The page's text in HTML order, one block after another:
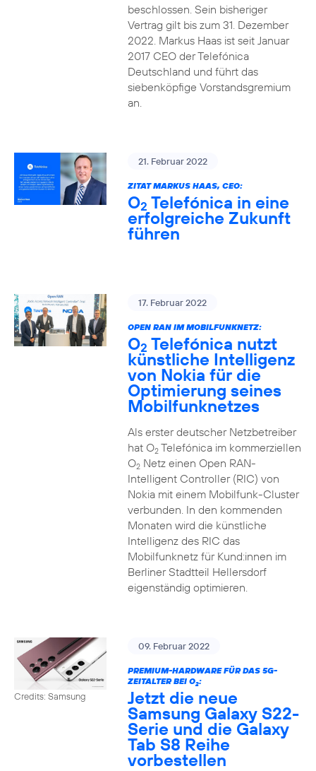
beschlossen. Sein bisheriger
Vertrag gilt bis zum 31. Dezember
2022. Markus Haas ist seit Januar
2017 CEO der Telefónica
Deutschland und führt das
siebenköpfige Vorstandsgremium
an.
21. Februar 2022
ZITAT MARKUS HAAS, CEO:
O2 Telefónica in eine
erfolgreiche Zukunft
führen
17. Februar 2022
OPEN RAN IM MOBILFUNKNETZ:
O2 Telefónica nutzt
künstliche Intelligenz
von Nokia für die
Optimierung seines
Mobilfunknetzes
Als erster deutscher Netzbetreiber
hat O2Telefónica im kommerziellen
O2Netz einen Open RAN-
Intelligent Controller (RIC) von
Nokia mit einem Mobilfunk-Cluster
verbunden. In den kommenden
Monaten wird die künstliche
Intelligenz des RIC das
Mobilfunknetz für Kund:innen im
Berliner Stadtteil Hellersdorf
eigenständig optimieren.
Credits: Samsung
09. Februar 2022
PREMIUM-HARDWARE FÜR DAS 5G-
ZEITALTER BEI O2:
Jetzt die neue
Samsung Galaxy S22-
Serie und die Galaxy
Tab S8 Reihe
vorbestellen